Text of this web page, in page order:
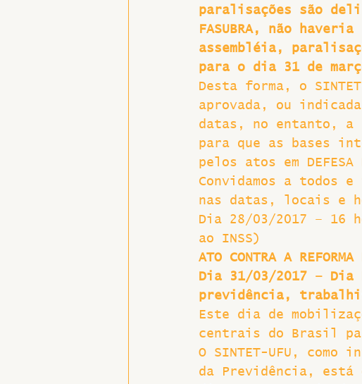
paralisações são
FASUBRA, não
assembléia,
para o dia 31 de
Desta forma, o
aprovada, ou indicada
datas, no entanto,
para que as bases
pelos atos em DEFESA
Convidamos a todos
nas datas, locais e
Dia 28/03/2017 – 16
ao INSS)
ATO CONTRA A
Dia 31/03/2017 –
previdência,
Este dia de
centrais do Brasil
O SINTET-UFU,
da Previdência, está